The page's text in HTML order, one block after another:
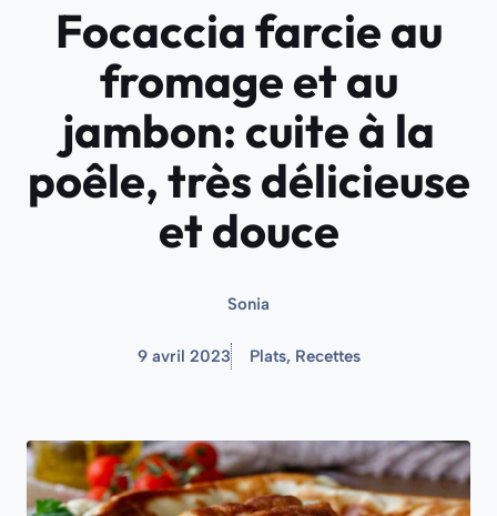
Focaccia farcie au
fromage et au
jambon: cuite à la
poêle, très délicieuse
et douce
Sonia
9 avril 2023 Plats, Recettes